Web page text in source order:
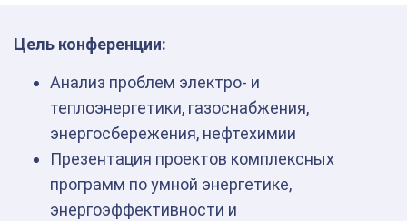
Цель конференции:
Анализ проблем электро- и
теплоэнергетики, газоснабжения,
энергосбережения, нефтехимии
Презентация проектов комплексных
программ по умной энергетике,
энергоэффективности и